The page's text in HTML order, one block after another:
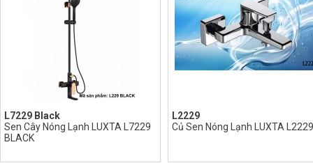
L7229 Black
Sen Cây Nóng Lạnh LUXTA L7229
BLACK
L2229
Củ Sen Nóng Lạnh LUXTA L2229